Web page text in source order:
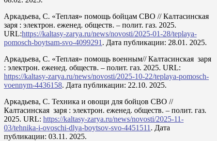
Аркадьева, С. «Теплая» помощь бойцам СВО // Калтасинская
заря : электрон. еженед. обществ. – полит. газ. 2025.
URL:https://kaltasy-zarya.ru/news/novosti/2025-01-28/teplaya-
pomosch-boytsam-svo-4099291 . Дата публикации: 28.01. 2025.
Аркадьева, С. «Теплая» помощь военным// Калтасинская заря
: электрон. еженед. обществ. – полит. газ. 2025. URL:
https://kaltasy-zarya.ru/news/novosti/2025-10-22/teplaya-pomosch-
voennym-4436158. Дата публикации: 22.10. 2025.
Аркадьева, С. Техника и овощи для бойцов СВО //
Калтасинская заря : электрон. еженед. обществ. – полит. газ.
2025. URL: https://kaltasy-zarya.ru/news/novosti/2025-11-
03/tehnika-i-ovoschi-dlya-boytsov-svo-4451511 . Дата
публикации: 03.11. 2025.